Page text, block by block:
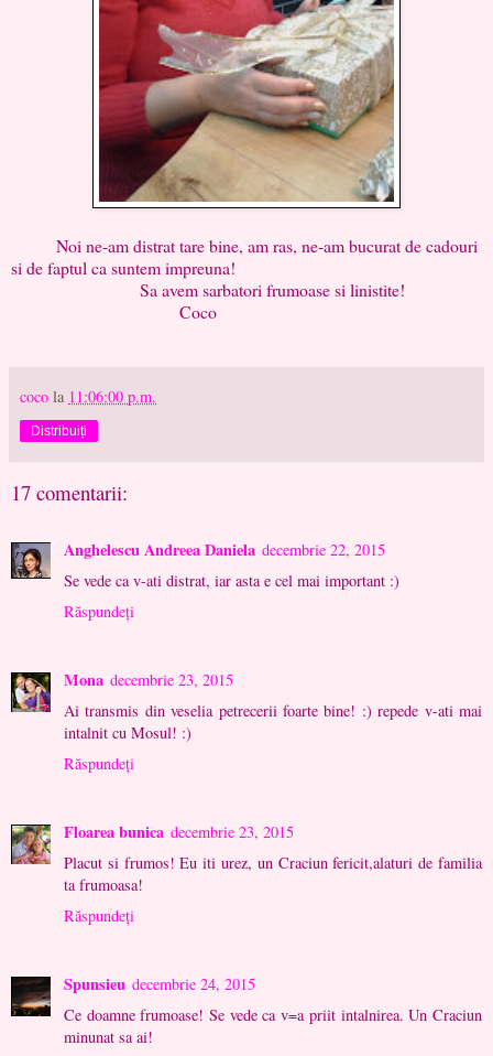
Noi ne-am distrat tare bine, am ras, ne-am bucurat de cadouri
si de faptul ca suntem impreuna!
Sa avem sarbatori frumoase si linistite!
Coco
coco la 11:06:00 p.m.
Distribuiți
17 comentarii:
Anghelescu Andreea Daniela decembrie 22, 2015
Se vede ca v-ati distrat, iar asta e cel mai important :)
Răspundeți
Mona decembrie 23, 2015
Ai transmis din veselia petrecerii foarte bine! :) repede v-ati mai
intalnit cu Mosul! :)
Răspundeți
Floarea bunica decembrie 23, 2015
Placut si frumos! Eu iti urez, un Craciun fericit,alaturi de familia
ta frumoasa!
Răspundeți
Spunsieu decembrie 24, 2015
Ce doamne frumoase! Se vede ca v=a priit intalnirea. Un Craciun
minunat sa ai!